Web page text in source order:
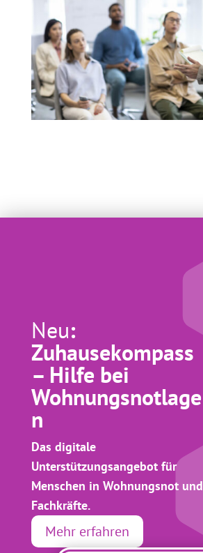
Neu:
Zuhausekompass
– Hilfe bei
Wohnungsnotlage
n
Das digitale
Unterstützungsangebot für
Menschen in Wohnungsnot und
Fachkräfte.
Mehr erfahren